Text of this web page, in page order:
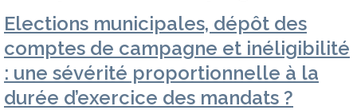
Publications
Fonctionnaire / Agent public
Particulier / association
Thibaut ADELINE-DELVOLVE
Marie-Hélène ANSQUER
Blog
Contact
Elections municipales, dépôt des
comptes de campagne et inéligibilité
: une sévérité proportionnelle à la
durée d’exercice des mandats ?